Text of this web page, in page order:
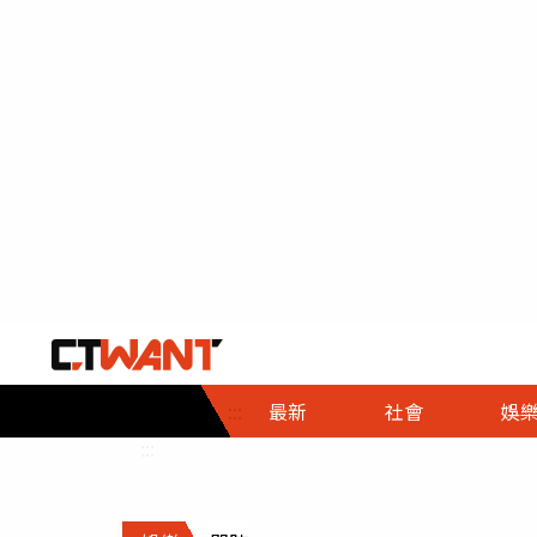
::: 最新 社會
社會首頁
時事
調查
娛樂
娛樂首頁
即時
財經首頁
熱線
政